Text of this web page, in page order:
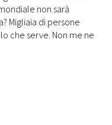
non sarà
Migliaia di persone
che serve. Non me ne